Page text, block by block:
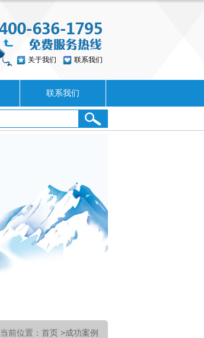
关于我们 联系我们
联系我们
当前位置 ： 首页 >成功案例